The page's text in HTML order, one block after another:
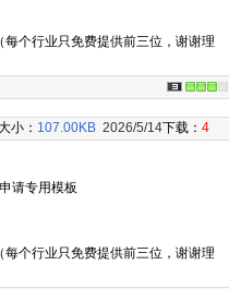
个行业只免费提供前三位，谢谢理
小： 107.00KB 2026/5/14下载： 4
请专用模板
个行业只免费提供前三位，谢谢理